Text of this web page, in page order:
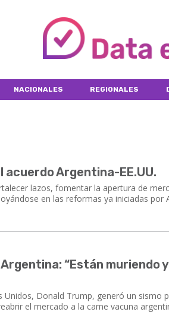
NACIONALES REGIONALES
acuerdo Argentina-EE.UU.
lazos, fomentar la apertura de
en las reformas ya iniciadas por
“Están muriendo
Donald Trump, generó un sismo
el mercado a la carne vacuna